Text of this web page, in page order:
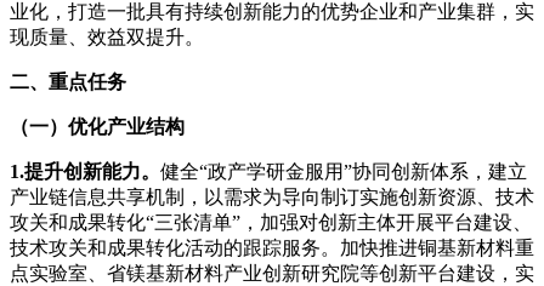
业化，打造一批具有持续创新能力的优势企业和产业集群，实
现质量、效益双提升。
二、重点任务
（一）优化产业结构
1.提升创新能力。 健全“政产学研金服用”协同创新体系，建立
产业链信息共享机制，以需求为导向制订实施创新资源、技术
攻关和成果转化“三张清单”，加强对创新主体开展平台建设、
技术攻关和成果转化活动的跟踪服务。加快推进铜基新材料重
点实验室、省镁基新材料产业创新研究院等创新平台建设，实